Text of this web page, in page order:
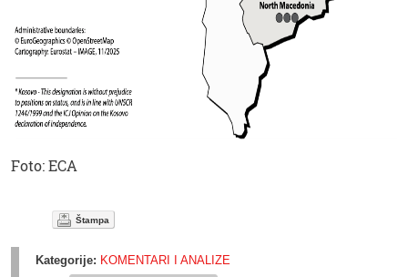
Foto: ECA
Štampa
Kategorije: KOMENTARI I ANALIZE